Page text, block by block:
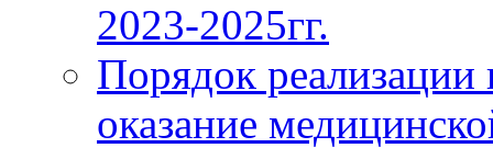
2023-2025гг.
Порядок реализации
оказание